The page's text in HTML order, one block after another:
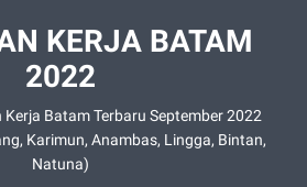
KERJA BATAM
2022
Batam Terbaru September 2022
Karimun, Anambas, Lingga, Bintan,
Natuna)